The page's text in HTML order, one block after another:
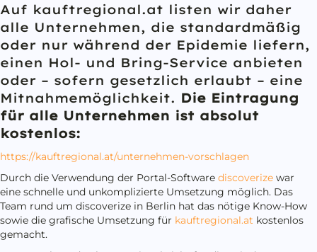
Auf kauftregional.at listen wir daher
alle Unternehmen, die standardmäßig
oder nur während der Epidemie liefern,
einen Hol- und Bring-Service anbieten
oder – sofern gesetzlich erlaubt – eine
Mitnahmemöglichkeit. Die Eintragung
für alle Unternehmen ist absolut
kostenlos:
https://kauftregional.at/unternehmen-vorschlagen
Durch die Verwendung der Portal-Software discoverize war
eine schnelle und unkomplizierte Umsetzung möglich. Das
Team rund um discoverize in Berlin hat das nötige Know-How
sowie die grafische Umsetzung für kauftregional.at kostenlos
gemacht.